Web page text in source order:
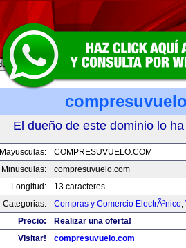
El dueño de este dominio lo
Mayusculas:
COMPRESUVUELO.COM
Minusculas:
compresuvuelo.com
Longitud:
13 caracteres
Categorias:
Compras y Comercio ElectrÃ³nico,
Precio:
Realizar una oferta!
Visitar!
compresuvuelo.com